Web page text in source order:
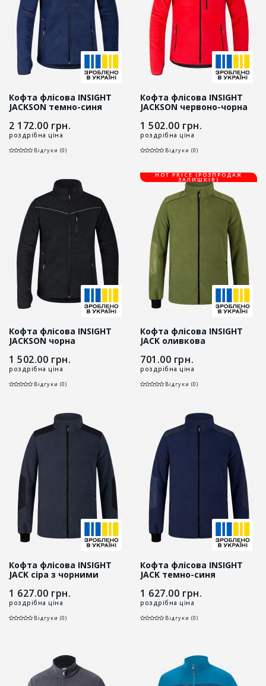
Кофта флісова INSIGHT
JACKSON темно-синя
2 172.00 грн.
роздрібна ціна
Відгуки (0)
Кофта флісова INSIGHT
JACKSON червоно-чорна
1 502.00 грн.
роздрібна ціна
Відгуки (0)
Кофта флісова INSIGHT
JACKSON чорна
1 502.00 грн.
роздрібна ціна
Відгуки (0)
HOT PRICE (РОЗПРОДАЖ
ЗАЛИШКІВ)
Кофта флісова INSIGHT
JACK оливкова
701.00 грн.
роздрібна ціна
Відгуки (0)
Кофта флісова INSIGHT
JACK сіра з чорними
1 627.00 грн.
роздрібна ціна
Відгуки (0)
Кофта флісова INSIGHT
JACK темно-синя
1 627.00 грн.
роздрібна ціна
Відгуки (0)